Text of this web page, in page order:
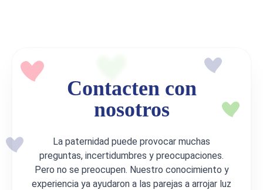
Contacten con
nosotros
La paternidad puede provocar muchas
preguntas, incertidumbres y preocupaciones.
Pero no se preocupen. Nuestro conocimiento y
experiencia ya ayudaron a las parejas a arrojar luz